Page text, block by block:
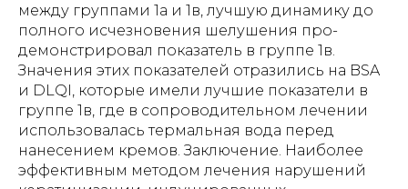
между группами 1а и 1в, лучшую динамику до
полного исчезновения шелушения про-
демонстрировал показатель в группе 1в.
Значения этих показателей отразились на BSA
и DLQI, которые имели лучшие показатели в
группе 1в, где в сопроводительном лечении
использовалась термальная вода перед
нанесением кремов. Заключение. Наиболее
эффективным методом лечения нарушений